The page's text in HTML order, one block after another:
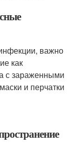
важно
как
с зараженными
и перчатки